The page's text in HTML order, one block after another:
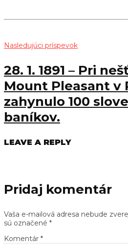
Nasledujúci príspevok
28. 1. 1891 – Pri
Mount Pleasant v
zahynulo 100
baníkov.
LEAVE A REPLY
Pridaj komentár
Vaša e-mailová adresa nebude
sú označené *
Komentár *